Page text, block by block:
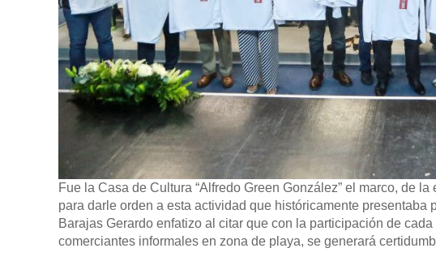
Fue la Casa de Cultura “Alfredo Green González” el marco, de
para darle orden a esta actividad que históricamente
Barajas Gerardo enfatizo al citar que con la participación de
comerciantes informales en zona de playa, se generará